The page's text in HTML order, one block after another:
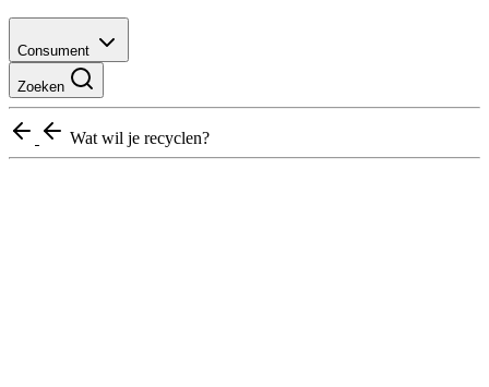
Consument
Zoeken
Wat wil je recyclen?